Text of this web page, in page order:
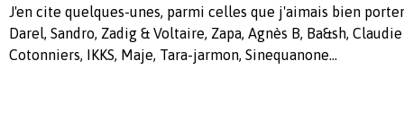
J'en cite quelques-unes, parmi celles que j'aimais bien
Darel, Sandro, Zadig & Voltaire, Zapa, Agnès B, Ba&sh,
Cotonniers, IKKS, Maje, Tara-jarmon, Sinequanone...